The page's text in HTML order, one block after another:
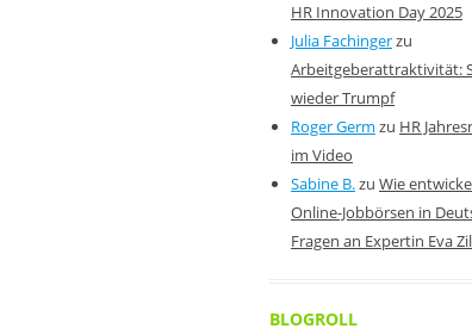
HR Innovation Day 2025
Julia Fachingerzu
Arbeitgeberattraktivität:
wieder Trumpf
Roger Germ zu HR
im Video
Sabine B.zu Wie
Online-Jobbörsen in
Fragen an Expertin Eva
BLOGROLL